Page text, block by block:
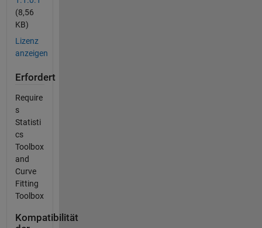
(8,56
KB)
Lizenz
anzeigen
Erfordert
Require
s
Statisti
cs
Toolbox
and
Curve
Fitting
Toolbox
Kompatibilität